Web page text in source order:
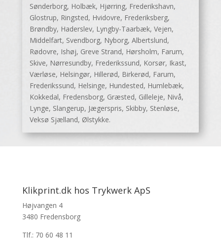
Sønderborg, Holbæk, Hjørring, Frederikshavn,
Glostrup, Ringsted, Hvidovre, Frederiksberg,
Brøndby, Haderslev, Lyngby-Taarbæk, Vejen,
Middelfart, Svendborg, Nyborg, Albertslund,
Rødovre, Ishøj, Greve Strand, Hørsholm, Farum,
Skive, Nørresundby, Frederikssund, Korsør, Ikast,
Værløse, Helsingør, Hillerød, Birkerød, Farum,
Frederikssund, Helsinge, Hundested, Humlebæk,
Kokkedal, Fredensborg, Græsted, Gilleleje, Nivå,
Lynge, Slangerup, Jægerspris, Skibby, Stenløse,
Veksø Sjælland, Ølstykke.
Klikprint.dk hos Trykwerk ApS
Højvangen 4
3480 Fredensborg
Tlf.: 70 60 48 11